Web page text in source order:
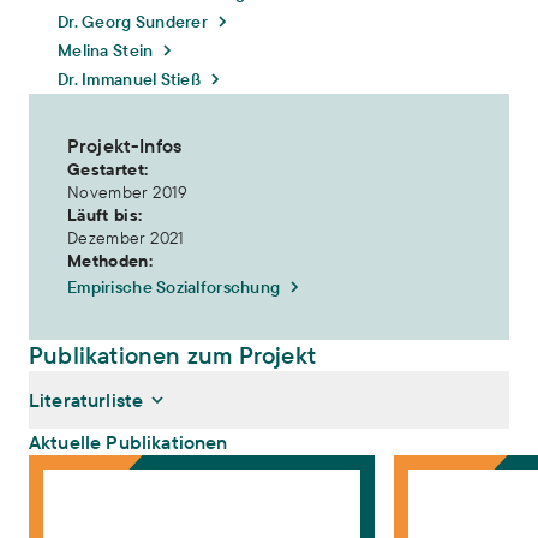
Dr. Georg Sunderer
Melina Stein
Dr. Immanuel Stieß
Projekt-Infos
Gestartet:
November 2019
Läuft bis:
Dezember 2021
Methoden:
Empirische Sozialforschung
Publikationen zum Projekt
Literaturliste
Aktuelle Publikationen
Umweltbewusstsein in Deutschland 2020. Ergebnisse einer
Transformative